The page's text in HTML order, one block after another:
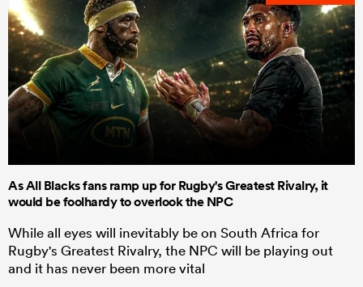
As All Blacks fans ramp up for Rugby's Greatest Rivalry, it
would be foolhardy to overlook the NPC
While all eyes will inevitably be on South Africa for
Rugby's Greatest Rivalry, the NPC will be playing out
and it has never been more vital